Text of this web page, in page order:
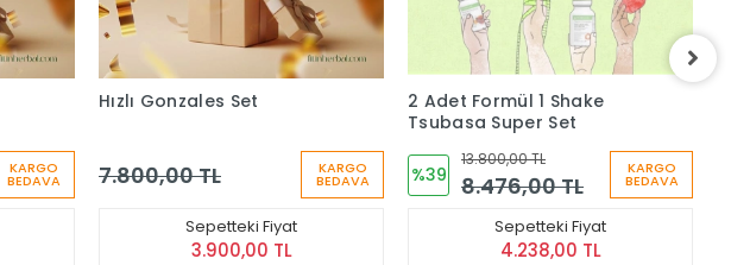
KARGO
BEDAVA
Hızlı Gonzales Set
7.800,00 TL KARGO
BEDAVA
Sepetteki Fiyat
3.900,00 TL
2 Adet Formül 1 Shake
Tsubasa Super Set
%39
13.800,00 TL
8.476,00 TL
KARGO
BEDAVA
Sepetteki Fiyat
4.238,00 TL